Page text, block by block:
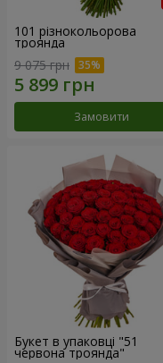
101 різнокольорова
троянда
9 075 грн
Замовити
Букет в упаковці "51
червона троянда"